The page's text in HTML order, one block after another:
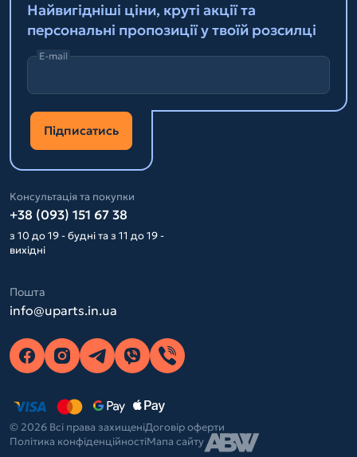
Найвигідніші ціни, круті акції та
персональні пропозиції у твоїй розсилці
E-mail
Підписатись
Консультація та покупки
+38 (093) 151 67 38
з 10 до 19 - будні та з 11 до 19 -
вихідні
Пошта
info@uparts.in.ua
© 2026 Всі права захищеніДоговір оферти
Політика конфіденційностіМапа сайту